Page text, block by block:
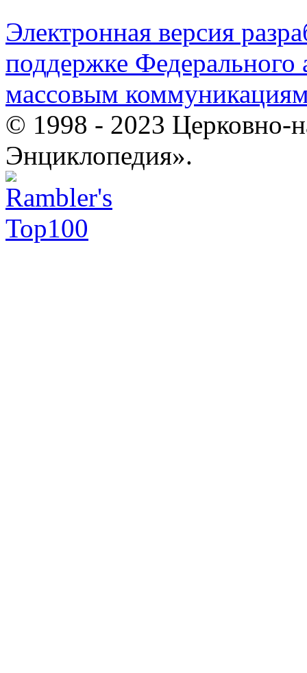
Электронная версия
поддержке Федерального
массовым
© 1998 - 2023 Церковно-
Энциклопедия».